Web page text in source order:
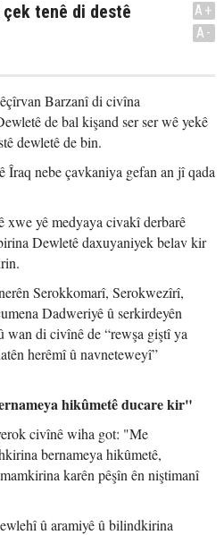
tenê di destê
A+
A-
Barzanî di civîna
de bal kişand ser ser wê yekê
dewletê de bin.
nebe çavkaniya gefan an jî qada
xwe yê medyaya civakî derbarê
Dewletê daxuyaniyek belav kir
Serokkomarî, Serokwezîrî,
Dadweriyê û serkirdeyên
wan di civînê de “rewşa giştî ya
herêmî û navneteweyî”
hikûmetê ducare kir"
civînê wiha got: "Me
bernameya hikûmetê,
karên pêşîn ên niştimanî
û aramiyê û bilindkirina